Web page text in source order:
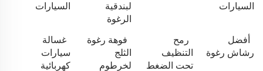
السيارات
لبندقية
الرغوة
السيارات
أفضل
رشاش رغوة
رمح
التنظيف
تحت الضغط
فوهة رغوة
الثلج
لخرطوم
غسالة
سيارات
كهربائية